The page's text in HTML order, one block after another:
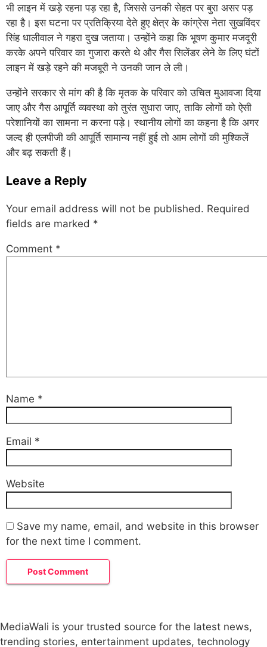
भी लाइन में खड़े रहना पड़ रहा है, जिससे उनकी सेहत पर बुरा असर पड़
रहा है। इस घटना पर प्रतिक्रिया देते हुए क्षेत्र के कांग्रेस नेता सुखविंदर
सिंह धालीवाल ने गहरा दुख जताया। उन्होंने कहा कि भूषण कुमार मजदूरी
करके अपने परिवार का गुजारा करते थे और गैस सिलेंडर लेने के लिए घंटों
लाइन में खड़े रहने की मजबूरी ने उनकी जान ले ली।
उन्होंने सरकार से मांग की है कि मृतक के परिवार को उचित मुआवजा दिया
जाए और गैस आपूर्ति व्यवस्था को तुरंत सुधारा जाए, ताकि लोगों को ऐसी
परेशानियों का सामना न करना पड़े। स्थानीय लोगों का कहना है कि अगर
जल्द ही एलपीजी की आपूर्ति सामान्य नहीं हुई तो आम लोगों की मुश्किलें
और बढ़ सकती हैं।
Leave a Reply
Your email address will not be published. Required
fields are marked *
Comment *
Name *
Email *
Website
Save my name, email, and website in this browser
for the next time I comment.
MediaWali is your trusted source for the latest news,
trending stories, entertainment updates, technology